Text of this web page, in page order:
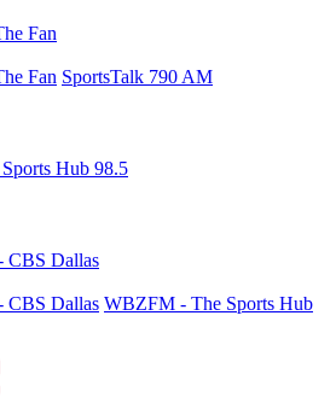
Fan
Fan SportsTalk 790 AM
Hub 98.5
CBS Dallas
CBS Dallas WBZFM - The Sports Hub